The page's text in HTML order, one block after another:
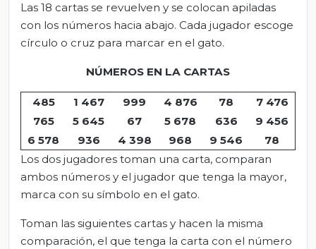
Las 18 cartas se revuelven y se colocan apiladas
con los números hacia abajo. Cada jugador escoge
círculo o cruz para marcar en el gato.
NÚMEROS EN LA CARTAS
485 1 467 999 4 876 78
7 476
765
5 645 67 5 678 636
9 456
6 578
936 4 398 968 9 546
78
Los dos jugadores toman una carta, comparan
ambos números y el jugador que tenga la mayor,
marca con su símbolo en el gato.
Toman las siguientes cartas y hacen la misma
comparación, el que tenga la carta con el número